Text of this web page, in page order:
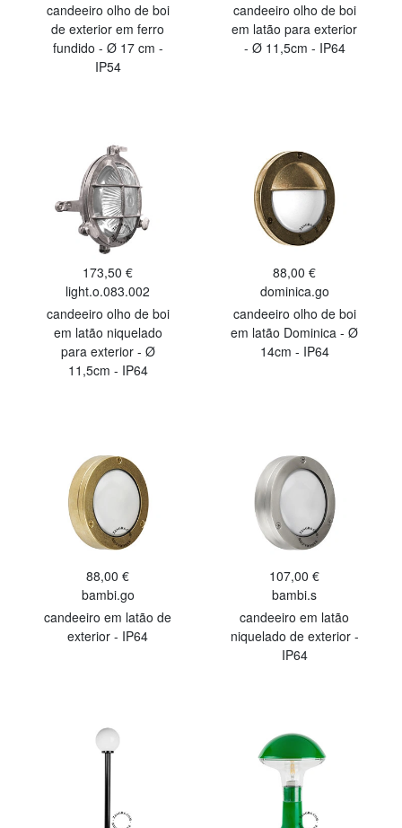
candeeiro olho de boi
de exterior em ferro
fundido - Ø 17 cm -
IP54
candeeiro olho de boi
em latão para exterior
- Ø 11,5cm - IP64
173,50 €
light.o.083.002
candeeiro olho de boi
em latão niquelado
para exterior - Ø
11,5cm - IP64
88,00 €
dominica.go
candeeiro olho de boi
em latão Dominica - Ø
14cm - IP64
88,00 €
bambi.go
candeeiro em latão de
exterior - IP64
107,00 €
bambi.s
candeeiro em latão
niquelado de exterior -
IP64